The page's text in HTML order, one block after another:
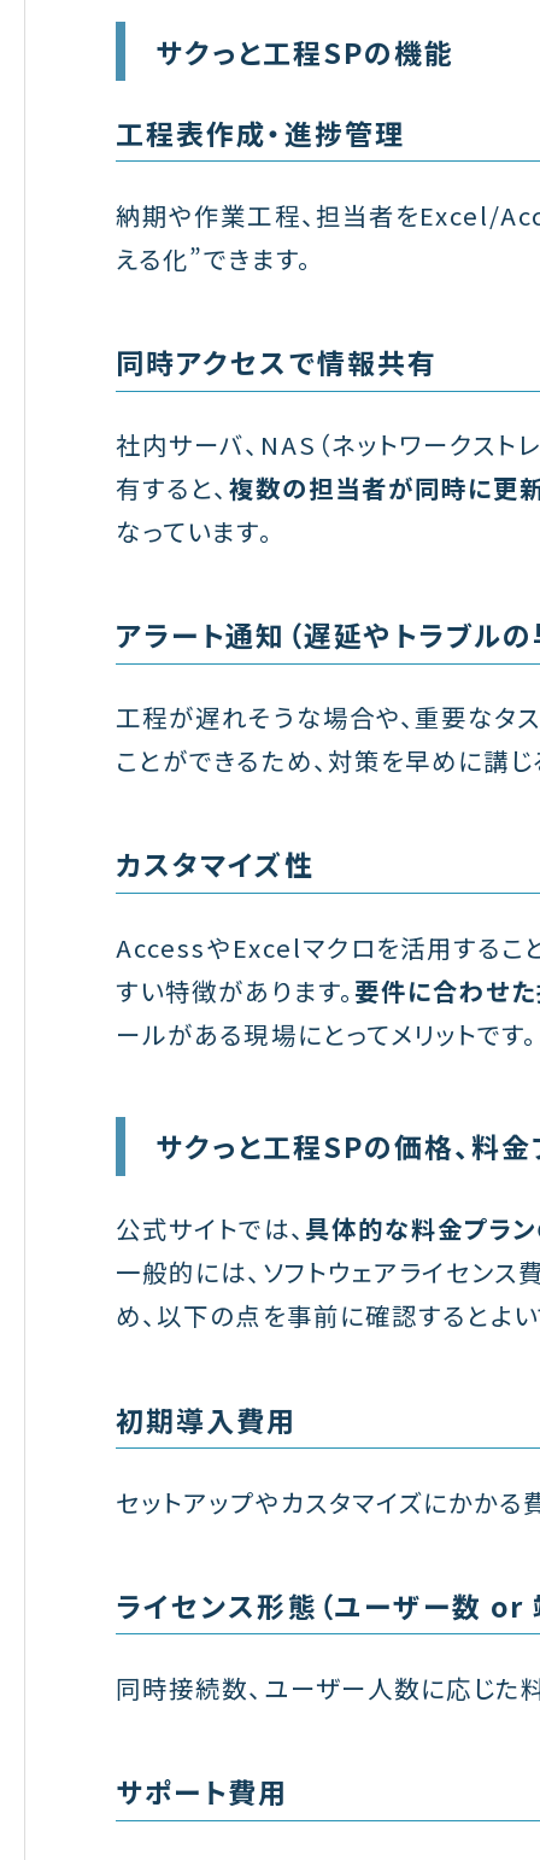
サクっと工程SPの機能
工程表作成・進捗管理
納期や作業工程、担当者をExcel/
える化”できます。
同時アクセスで情報共有
社内サーバ、NAS（ネットワークスト
有すると、 複数の担当者が同時に更
なっています。
アラート通知（遅延やトラブル
工程が遅れそうな場合や、重要なタ
ことができるため、対策を早めに講じ
カスタマイズ性
AccessやExcelマクロを活用するこ
すい特徴があります。 要件に合わせ
ールがある現場にとってメリットです。
サクっと工程SPの価格、料金
公式サイトでは、 具体的な料金プラ
一般的には、ソフトウェアライセン
め、以下の点を事前に確認するとよい
初期導入費用
セットアップやカスタマイズにかかる
ライセンス形態（ユーザー数 or
同時接続数、ユーザー人数に応じた
サポート費用